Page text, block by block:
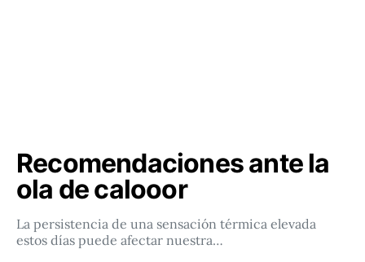
Recomendaciones ante la
ola de calooor
La persistencia de una sensación térmica elevada
estos días puede afectar nuestra…